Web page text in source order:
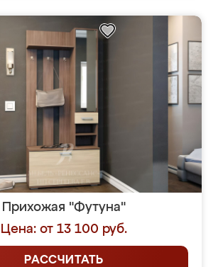
Прихожая "Футуна"
Цена: от 13 100 руб.
РАССЧИТАТЬ